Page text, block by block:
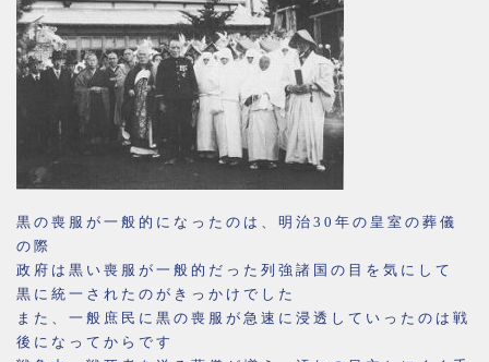
黒の喪服が一般的になったのは、明治30年の皇室の葬儀
の際
政府は黒い喪服が一般的だった列強諸国の目を気にして
黒に統一されたのがきっかけでした
また、一般庶民に黒の喪服が急速に浸透していったのは戦
後になってからです